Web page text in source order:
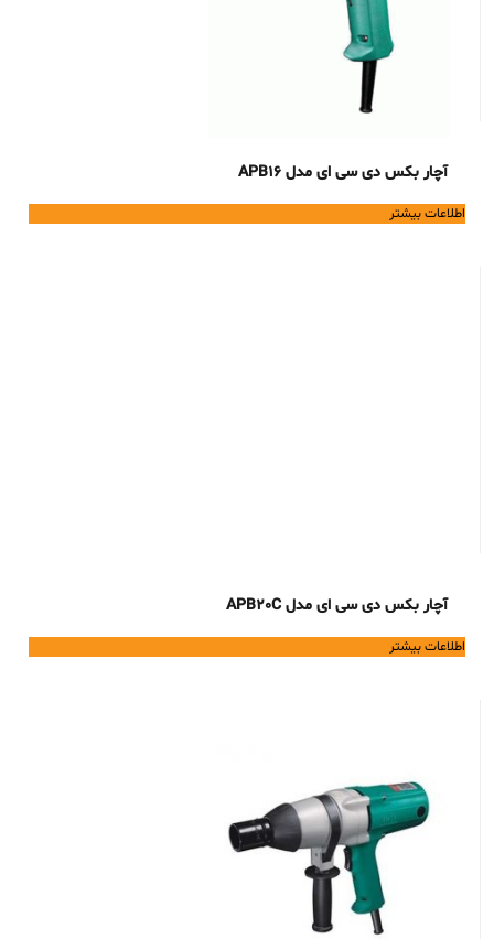
آچار بکس دی سی ای مدل APB16
اطلاعات بیشتر
آچار بکس دی سی ای مدل APB20C
اطلاعات بیشتر